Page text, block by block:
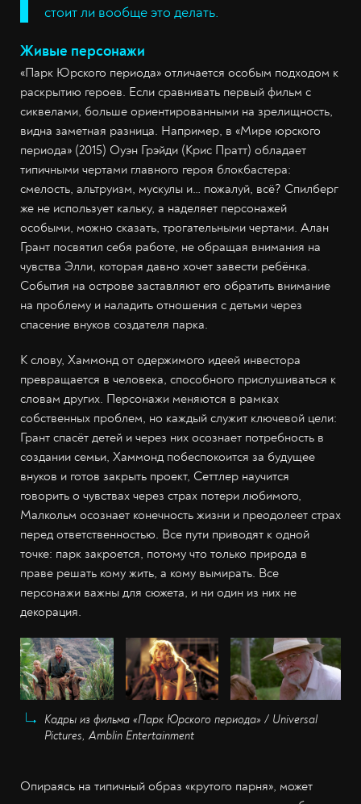
стоит ли вообще это делать.
Живые персонажи
«Парк Юрского периода» отличается особым подходом к
раскрытию героев. Если сравнивать первый фильм с
сиквелами, больше ориентированными на зрелищность,
видна заметная разница. Например, в «Мире юрского
периода» (2015) Оуэн Грэйди (Крис Пратт) обладает
типичными чертами главного героя блокбастера:
смелость, альтруизм, мускулы и… пожалуй, всё? Спилберг
же не использует кальку, а наделяет персонажей
особыми, можно сказать, трогательными чертами. Алан
Грант посвятил себя работе, не обращая внимания на
чувства Элли, которая давно хочет завести ребёнка.
События на острове заставляют его обратить внимание
на проблему и наладить отношения с детьми через
спасение внуков создателя парка.
К слову, Хаммонд от одержимого идеей инвестора
превращается в человека, способного прислушиваться к
словам других. Персонажи меняются в рамках
собственных проблем, но каждый служит ключевой цели:
Грант спасёт детей и через них осознает потребность в
создании семьи, Хаммонд побеспокоится за будущее
внуков и готов закрыть проект, Сеттлер научится
говорить о чувствах через страх потери любимого,
Малкольм осознает конечность жизни и преодолеет страх
перед ответственностью. Все пути приводят к одной
точке: парк закроется, потому что только природа в
праве решать кому жить, а кому вымирать. Все
персонажи важны для сюжета, и ни один из них не
декорация.
Кадры из фильма «Парк Юрского периода» / Universal
Pictures, Amblin Entertainment
Опираясь на типичный образ «крутого парня», может